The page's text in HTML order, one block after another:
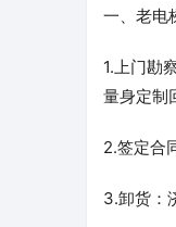
一、老电
1.上门勘
量身定制
2.签定合
3.卸货：